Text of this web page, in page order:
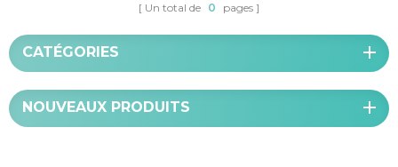
Un total de 0 pages
CATÉGORIES
NOUVEAUX PRODUITS